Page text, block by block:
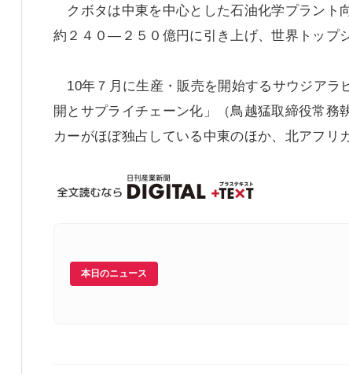
クボタは中東を中心とした石油化学プラント
約２４０―２５０億円に引き上げ、世界トップ
10年７月に生産・販売を開始するサウジアラ
開とサプライチェーン化」（鳥越猛取締役常
カーがほぼ独占している中東のほか、北アフリ
本日のニュース